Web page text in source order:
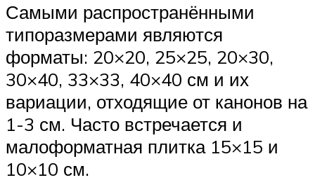
Самыми распространёнными
типоразмерами являются
форматы: 20×20, 25×25, 20×30,
30×40, 33×33, 40×40 см и их
вариации, отходящие от канонов на
1-3 см. Часто встречается и
малоформатная плитка 15×15 и
10×10 см.